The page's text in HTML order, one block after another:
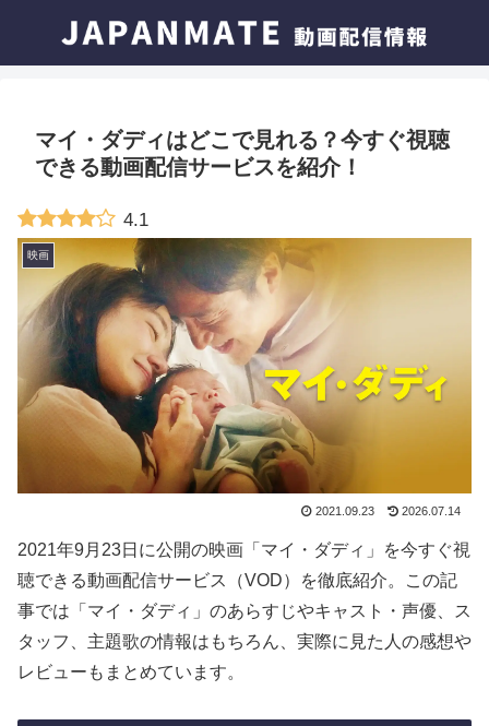
マイ・ダディはどこで見れる？今すぐ視聴
できる動画配信サービスを紹介！
4.1
映画
2021.09.23 2026.07.14
2021年9月23日に公開の映画「マイ・ダディ」を今すぐ視
聴できる動画配信サービス（VOD）を徹底紹介。この記
事では「マイ・ダディ」のあらすじやキャスト・声優、ス
タッフ、主題歌の情報はもちろん、実際に見た人の感想や
レビューもまとめています。